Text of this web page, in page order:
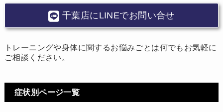
千葉店にLINEでお問い合せ
トレーニングや身体に関するお悩みごとは何でもお気軽に
ご相談ください。
症状別ページ一覧